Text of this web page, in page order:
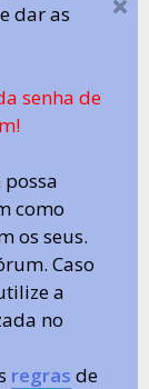
dar as
senha de
como
os seus.
Caso
a
no
regras de